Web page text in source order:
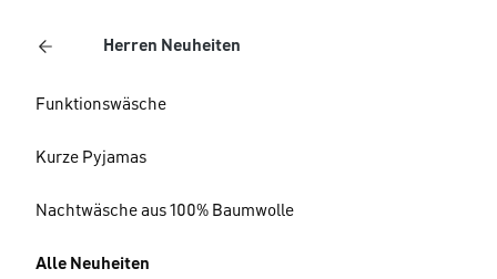
Herren Neuheiten
Funktionswäsche
Kurze Pyjamas
Nachtwäsche aus 100% Baumwolle
Alle Neuheiten